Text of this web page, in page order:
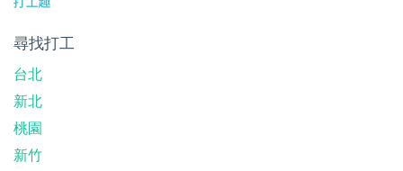
尋找打工
台北
新北
桃園
新竹